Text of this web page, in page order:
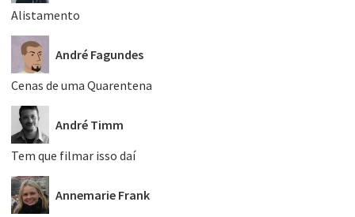
Alistamento
André Fagundes
Cenas de uma Quarentena
André Timm
Tem que filmar isso daí
Annemarie Frank